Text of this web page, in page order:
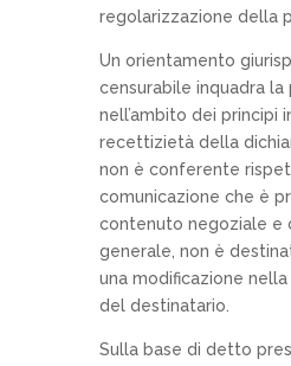
regolarizzazione della
Un orientamento
censurabile inquadra
nell’ambito dei principi
recettizietà della
non è conferente
comunicazione che è
contenuto negoziale e
generale, non è
una modificazione
del destinatario.
Sulla base di detto